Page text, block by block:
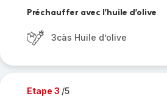
Préchauffer avec l’huile d’olive
3càs Huile d’olive
Etape 3 /5